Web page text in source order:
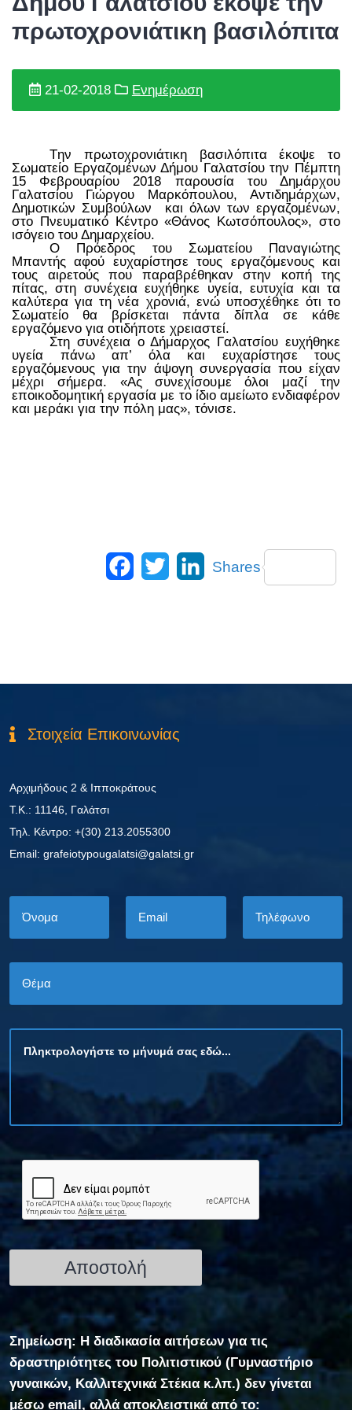
πρωτοχρονιάτικη βασιλόπιτα
21-02-2018 Ενημέρωση
Tην πρωτοχρονιάτικη βασιλόπιτα έκοψε το
Σωματείο Εργαζομένων Δήμου Γαλατσίου την Πέμπτη
15 Φεβρουαρίου 2018 παρουσία του Δημάρχου
Γαλατσίου Γιώργου Μαρκόπουλου, Αντιδημάρχων,
Δημοτικών Συμβούλων και όλων των εργαζομένων,
στο Πνευματικό Κέντρο «Θάνος Κωτσόπουλος», στο
ισόγειο του Δημαρχείου.
Ο Πρόεδρος του Σωματείου Παναγιώτης
Μπαντής αφού ευχαρίστησε τους εργαζόμενους και
τους αιρετούς που παραβρέθηκαν στην κοπή της
πίτας, στη συνέχεια ευχήθηκε υγεία, ευτυχία και τα
καλύτερα για τη νέα χρονιά, ενώ υποσχέθηκε ότι το
Σωματείο θα βρίσκεται πάντα δίπλα σε κάθε
εργαζόμενο για οτιδήποτε χρειαστεί.
Στη συνέχεια ο Δήμαρχος Γαλατσίου ευχήθηκε
υγεία πάνω απ’ όλα και ευχαρίστησε τους
εργαζόμενους για την άψογη συνεργασία που είχαν
μέχρι σήμερα. «Ας συνεχίσουμε όλοι μαζί την
εποικοδομητική εργασία με το ίδιο αμείωτο ενδιαφέρον
και μεράκι για την πόλη μας», τόνισε.
Facebook
Twitter LinkedIn
Shares
Στοιχεία Επικοινωνίας
Αρχιμήδους 2 & Ιπποκράτους
Τ.Κ.: 11146, Γαλάτσι
Τηλ. Κέντρο: +(30) 213.2055300
Εmail: grafeiotypougalatsi@galatsi.gr
Σημείωση: Η διαδικασία αιτήσεων για τις
δραστηριότητες του Πολιτιστικού (Γυμναστήριο
γυναικών, Καλλιτεχνικά Στέκια κ.λπ.) δεν γίνεται
μέσω email, αλλά αποκλειστικά από το: